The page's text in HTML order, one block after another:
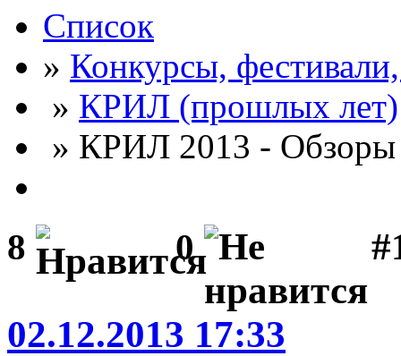
Список
» Конкурсы,
» КРИЛ (прошлых лет)
» КРИЛ 2013 - Обзоры
8 0
02.12.2013 17:33